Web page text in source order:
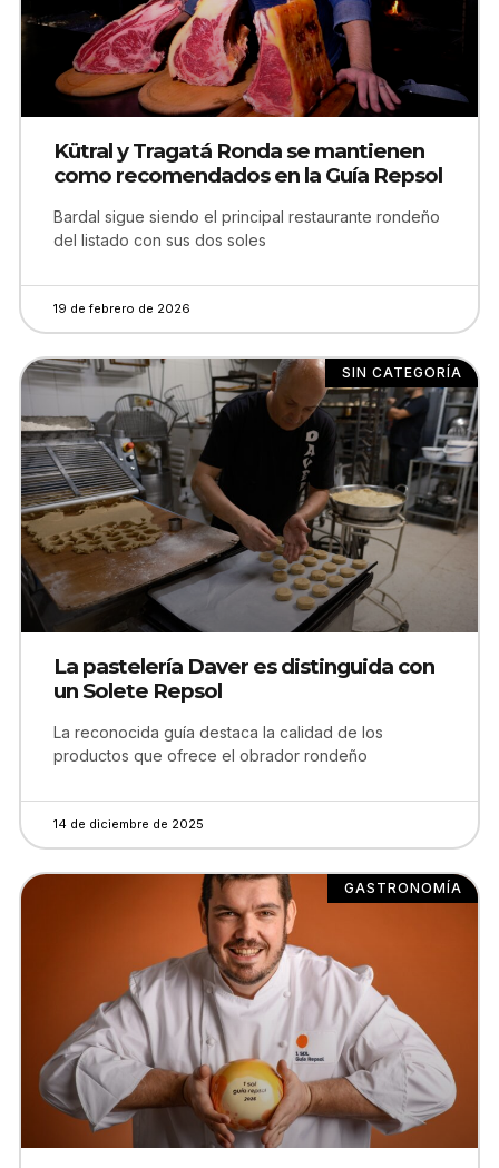
Kütral y Tragatá Ronda se mantienen
como recomendados en la Guía Repsol
Bardal sigue siendo el principal restaurante rondeño
del listado con sus dos soles
19 de febrero de 2026
SIN CATEGORÍA
La pastelería Daver es distinguida con
un Solete Repsol
La reconocida guía destaca la calidad de los
productos que ofrece el obrador rondeño
14 de diciembre de 2025
GASTRONOMÍA